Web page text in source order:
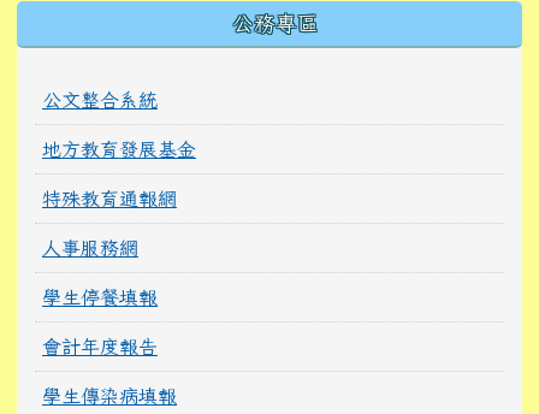
公務專區
公文整合系統
地方教育發展基金
特殊教育通報網
人事服務網
學生停餐填報
會計年度報告
學生傳染病填報